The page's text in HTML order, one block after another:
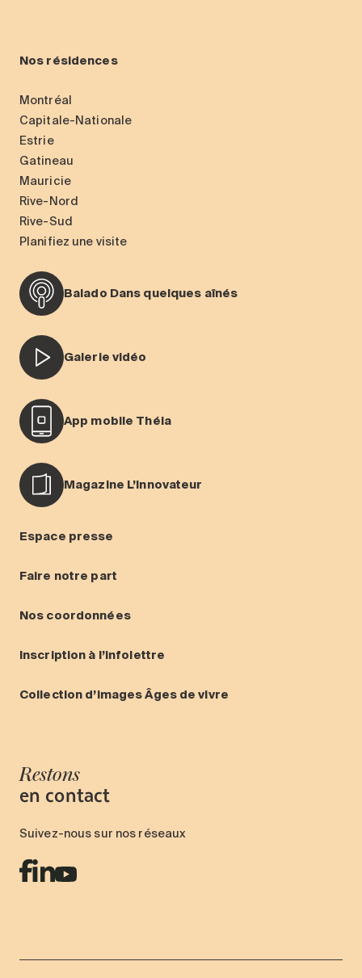
Nos résidences
Montréal
Capitale-Nationale
Estrie
Gatineau
Mauricie
Rive-Nord
Rive-Sud
Planifiez une visite
Balado Dans quelques aînés
Galerie vidéo
App mobile Théia
Magazine L’Innovateur
Espace presse
Faire notre part
Nos coordonnées
Inscription à l’infolettre
Collection d’images Âges de vivre
Restons
en contact
Suivez-nous sur nos réseaux